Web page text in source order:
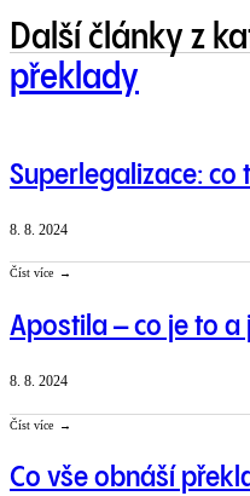
Další články z
překlady
Superlegalizace: co
8. 8. 2024
Číst více
Apostila – co je to
8. 8. 2024
Číst více
Co vše obnáší